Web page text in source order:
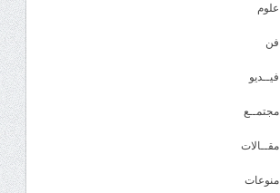
علوم
فن
فيــديو
مجتمــع
مقــالات
منوعات